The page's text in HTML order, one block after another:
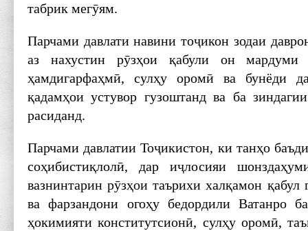
табрик мегӯям.
Парчами давлати навини тоҷикон зодаи
аз нахустин рӯзҳои қабули он
ҳамдигарфаҳмӣ, сулҳу оромӣ ва бунёди
қадамҳои устувор гузоштанд ва ба
расиданд.
Парчами давлатии Тоҷикистон, ки танҳо
соҳибистиқлолӣ, дар иҷлосияи
вазнинтарин рӯзҳои таърихи халқамон
ва фарзандони огоҳу бедордили Ватанро
ҳокимияти конститутсионӣ, сулҳу оромӣ,